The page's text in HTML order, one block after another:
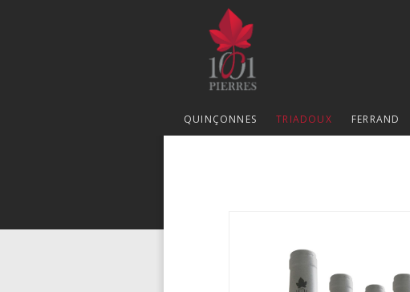
QUINÇONNES TRIADOUX FERRAND